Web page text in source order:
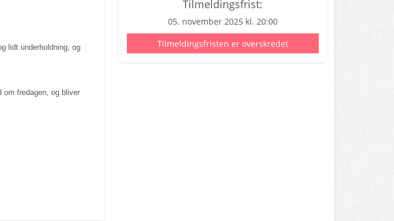
lidt underholdning, og
fredagen, og bliver
Tilmeldingsfrist:
05. november 2025 kl. 20:00
Tilmeldingsfristen er overskredet